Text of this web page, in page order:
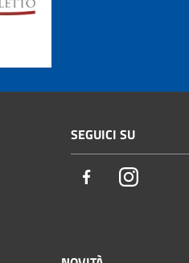
SEGUICI SU
FacebookInstagram